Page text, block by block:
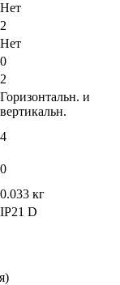
Нет
2
Нет
0
2
Горизонтальн. и
вертикальн.
4
0
0.033 кг
IP21 D